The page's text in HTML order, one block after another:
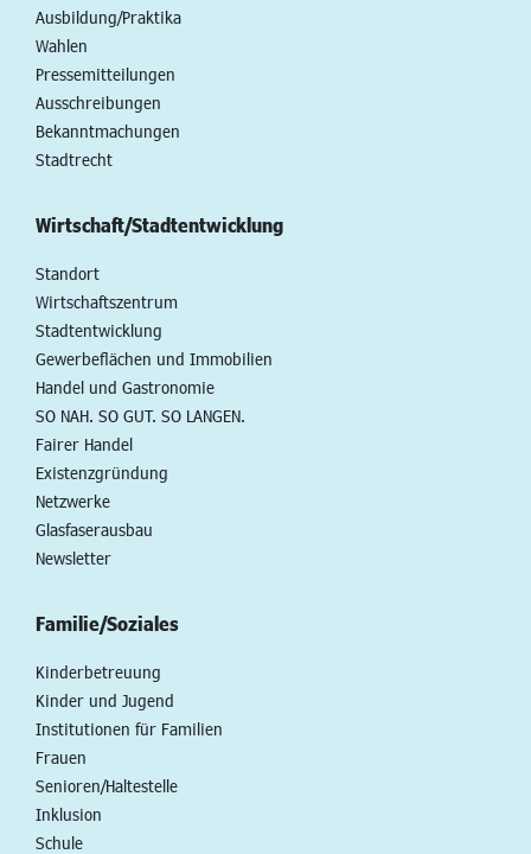
Ausbildung/Praktika
Wahlen
Pressemitteilungen
Ausschreibungen
Bekanntmachungen
Stadtrecht
Wirtschaft/Stadtentwicklung
Standort
Wirtschaftszentrum
Stadtentwicklung
Gewerbeflächen und Immobilien
Handel und Gastronomie
SO NAH. SO GUT. SO LANGEN.
Fairer Handel
Existenzgründung
Netzwerke
Glasfaserausbau
Newsletter
Familie/Soziales
Kinderbetreuung
Kinder und Jugend
Institutionen für Familien
Frauen
Senioren/Haltestelle
Inklusion
Schule